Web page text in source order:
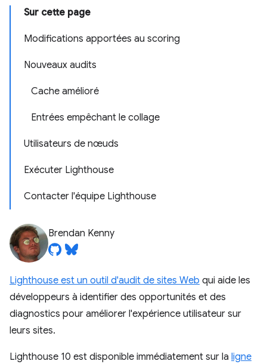
Sur cette page
Modifications apportées au scoring
Nouveaux audits
Cache amélioré
Entrées empêchant le collage
Utilisateurs de nœuds
Exécuter Lighthouse
Contacter l'équipe Lighthouse
Brendan Kenny
Lighthouse est un outil d'audit de sites Web qui aide les
développeurs à identifier des opportunités et des
diagnostics pour améliorer l'expérience utilisateur sur
leurs sites.
Lighthouse 10 est disponible immédiatement sur la ligne